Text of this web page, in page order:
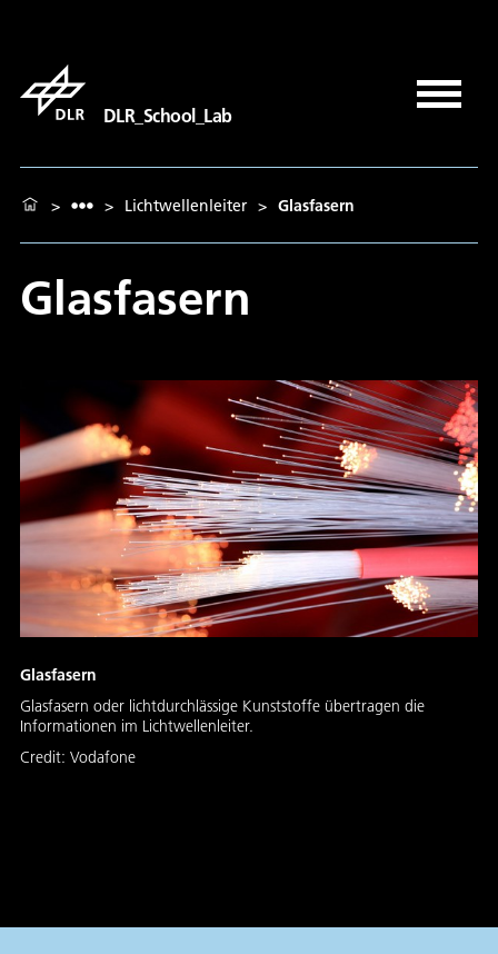
DLR_School_Lab
> > Lichtwellenleiter > Glasfasern
Glasfasern
Glasfasern
Glasfasern oder lichtdurchlässige Kunststoffe übertragen die
Informationen im Lichtwellenleiter.
Credit: Vodafone